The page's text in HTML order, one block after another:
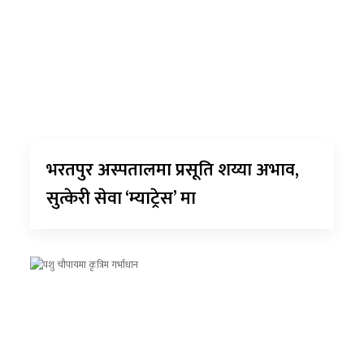
भरतपुर अस्पतालमा प्रसूति शय्या अभाव,
सुत्केरी सेवा ‘म्याट्रेस’ मा